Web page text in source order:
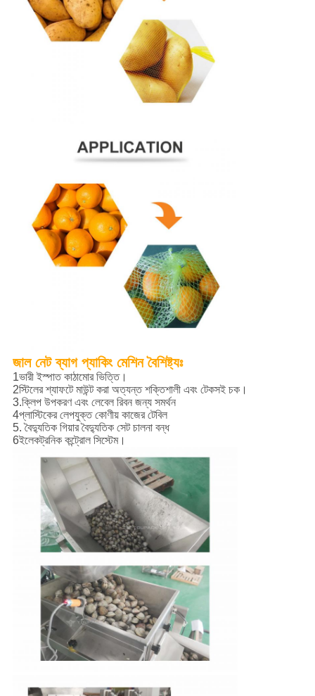
জাল নেট ব্যাগ প্যাকিং মেশিন বৈশিষ্ট্যঃ
1ভারী ইস্পাত কাঠামোর ভিত্তি।
2স্টিলের শ্যাফটে মাউন্ট করা অত্যন্ত শক্তিশালী এবং টেকসই চক।
3.ক্লিপ উপকরণ এবং লেবেল রিবন জন্য সমর্থন
4প্লাস্টিকের লেপযুক্ত কোণীয় কাজের টেবিল
5. বৈদ্যুতিক গিয়ার বৈদ্যুতিক সেট চালনা বন্ধ
6ইলেকট্রনিক কন্ট্রোল সিস্টেম।